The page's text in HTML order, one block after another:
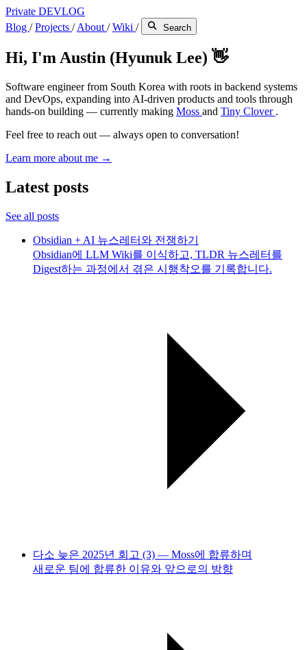
Private DEVLOG
Blog /Projects /About / Wiki / Search
Hi, I'm Austin (Hyunuk Lee) 👋
Software engineer from South Korea with roots in backend systems
and DevOps, expanding into AI-driven products and tools through
hands-on building — currently making Moss and Tiny Clover .
Feel free to reach out — always open to conversation!
Learn more about me →
Latest posts
See all posts
Obsidian + AI 뉴스레터와 전쟁하기
Obsidian에 LLM Wiki를 이식하고, TLDR 뉴스레터를
Digest하는 과정에서 겪은 시행착오를 기록합니다.
다소 늦은 2025년 회고 (3) — Moss에 합류하며
새로운 팀에 합류한 이유와 앞으로의 방향